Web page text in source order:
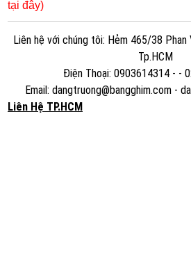
tại đây)
Liên hệ với chúng tôi: Hẻm 465/38 Phan
Tp.HCM
Điện Thoại: 0903614314 - -
Email: dangtruong@bangghim.com -
Liên Hệ TP.HCM